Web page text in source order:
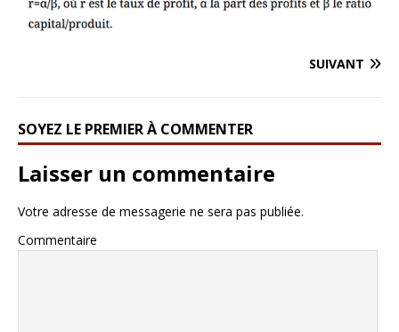
SUIVANT
SOYEZ LE PREMIER À COMMENTER
Laisser un commentaire
Votre adresse de messagerie ne sera pas publiée.
Commentaire